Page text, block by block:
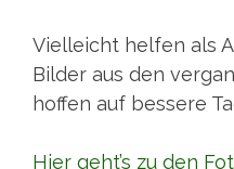
Vielleicht helfen als
Bilder aus den
hoffen auf bessere
Hier geht’s zu den